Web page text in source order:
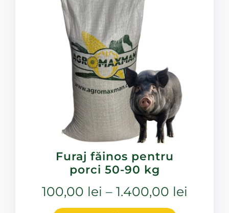
Furaj făinos pentru
porci 50-90 kg
100,00 lei – 1.400,00 lei